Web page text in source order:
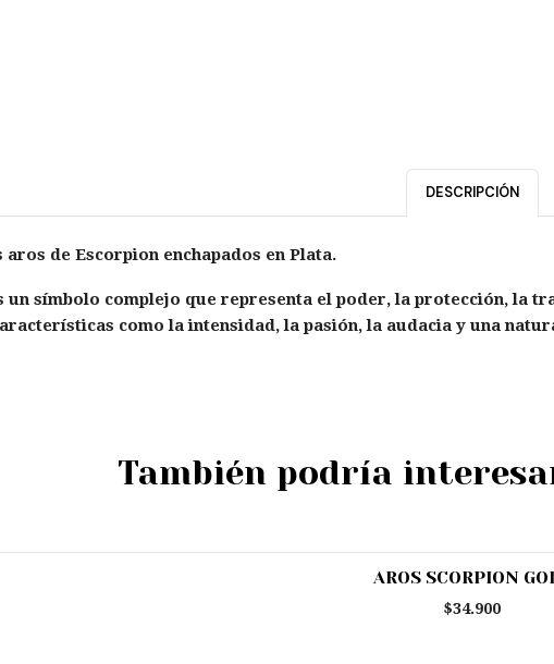
DESCRIPCIÓN
de Escorpion enchapados en Plata.
un símbolo complejo que representa el poder, la protección, la
como la intensidad, la pasión, la audacia y una
También podría
AROS SCORPION
$34.900